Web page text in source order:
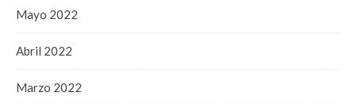
Mayo 2022
Abril 2022
Marzo 2022